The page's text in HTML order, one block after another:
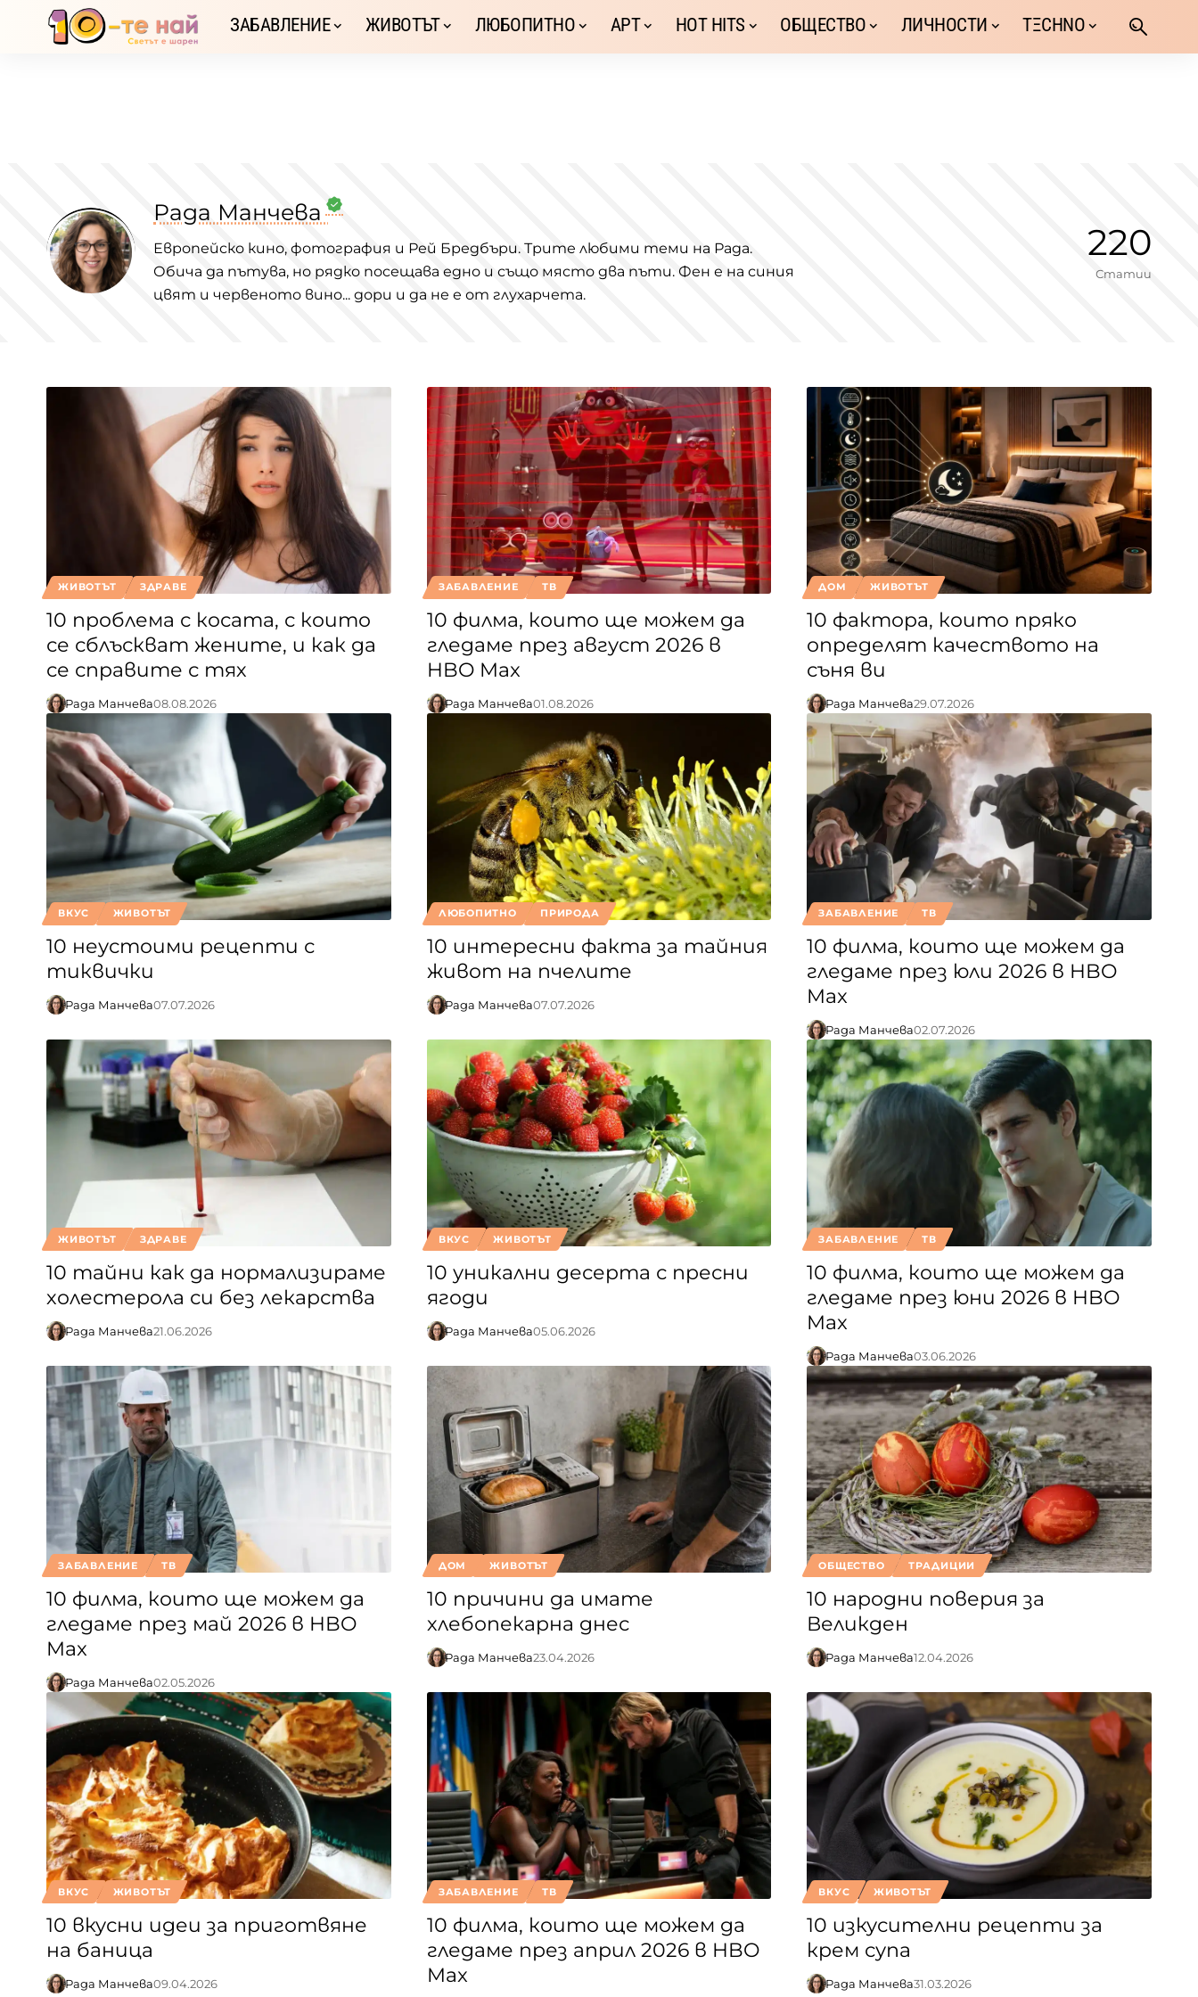
ЗАБАВЛЕНИЕ ЖИВОТЪТ ЛЮБОПИТНО АРТ HOT HITS ОБЩЕСТВО ЛИЧНОСТИ TΞCHNO
Рада Манчева
Европейско кино, фотография и Рей Бредбъри. Трите любими теми на Рада.
Обича да пътува, но рядко посещава едно и също място два пъти. Фен е на синия
цвят и червеното вино... дори и да не е от глухарчета.
220
Статии
ЖИВОТЪТ ЗДРАВЕ
10 проблема с косата, с които
се сблъскват жените, и как да
се справите с тях
Рада Манчева08.08.2026
ЗАБАВЛЕНИЕ ТВ
10 филма, които ще можем да
гледаме през август 2026 в
HBO Max
Рада Манчева01.08.2026
ДОМ ЖИВОТЪТ
10 фактора, които пряко
определят качеството на
съня ви
Рада Манчева29.07.2026
ВКУС ЖИВОТЪТ
10 неустоими рецепти с
тиквички
Рада Манчева07.07.2026
ЛЮБОПИТНО ПРИРОДА
10 интересни факта за тайния
живот на пчелите
Рада Манчева07.07.2026
ЗАБАВЛЕНИЕ ТВ
10 филма, които ще можем да
гледаме през юли 2026 в HBO
Max
Рада Манчева02.07.2026
ЖИВОТЪТ ЗДРАВЕ
10 тайни как да нормализираме
холестерола си без лекарства
Рада Манчева21.06.2026
ВКУС ЖИВОТЪТ
10 уникални десерта с пресни
ягоди
Рада Манчева05.06.2026
ЗАБАВЛЕНИЕ ТВ
10 филма, които ще можем да
гледаме през юни 2026 в HBO
Max
Рада Манчева03.06.2026
ЗАБАВЛЕНИЕ ТВ
10 филма, които ще можем да
гледаме през май 2026 в HBO
Max
Рада Манчева02.05.2026
ДОМ ЖИВОТЪТ
10 причини да имате
хлебопекарна днес
Рада Манчева23.04.2026
ОБЩЕСТВО ТРАДИЦИИ
10 народни поверия за
Великден
Рада Манчева12.04.2026
ВКУС ЖИВОТЪТ
10 вкусни идеи за приготвяне
на баница
Рада Манчева09.04.2026
ЗАБАВЛЕНИЕ ТВ
10 филма, които ще можем да
гледаме през април 2026 в HBO
Max
ВКУС ЖИВОТЪТ
10 изкусителни рецепти за
крем супа
Рада Манчева31.03.2026